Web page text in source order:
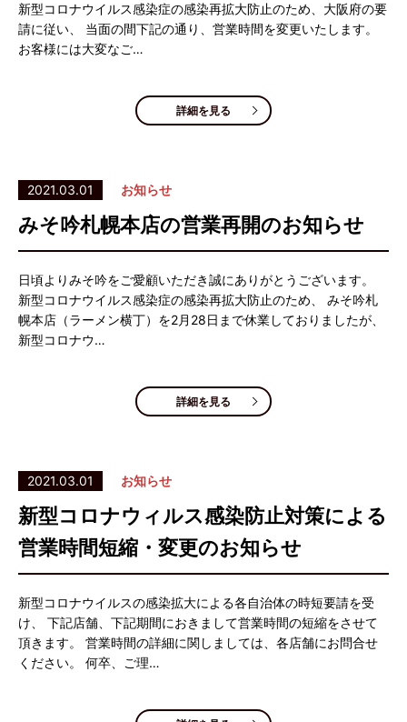
新型コロナウイルス感染症の感染再拡大防止のため、大阪府の要
請に従い、 当面の間下記の通り、営業時間を変更いたします。
お客様には大変なご…
詳細を見る
2021.03.01 お知らせ
みそ吟札幌本店の営業再開のお知らせ
日頃よりみそ吟をご愛顧いただき誠にありがとうございます。
新型コロナウイルス感染症の感染再拡大防止のため、 みそ吟札
幌本店（ラーメン横丁）を2月28日まで休業しておりましたが、
新型コロナウ…
詳細を見る
2021.03.01 お知らせ
新型コロナウィルス感染防止対策による
営業時間短縮・変更のお知らせ
新型コロナウイルスの感染拡大による各自治体の時短要請を受
け、 下記店舗、下記期間におきまして営業時間の短縮をさせて
頂きます。 営業時間の詳細に関しましては、各店舗にお問合せ
ください。 何卒、ご理…